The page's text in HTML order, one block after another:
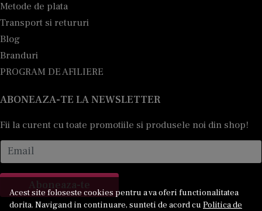
Acest site foloseste cookies pentru a va oferi functionalitatea
dorita. Navigand in continuare, sunteti de acord cu Politica de
Metode de plata
Transport si retururi
Blog
Branduri
PROGRAM DE AFILIERE
ABONEAZA-TE LA NEWSLETTER
Fii la curent cu toate promotiile si produsele noi din shop!
Email
Aboneaza-te